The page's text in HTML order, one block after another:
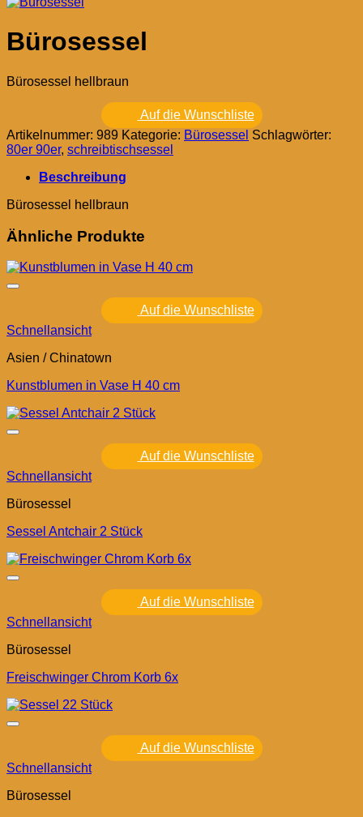
Bürosessel
Bürosessel hellbraun
Auf die Wunschliste
Artikelnummer: 989 Kategorie: Bürosessel Schlagwörter:
80er 90er, schreibtischsessel
Beschreibung
Bürosessel hellbraun
Ähnliche Produkte
Auf die Wunschliste
Schnellansicht
Asien / Chinatown
Kunstblumen in Vase H 40 cm
Auf die Wunschliste
Schnellansicht
Bürosessel
Sessel Antchair 2 Stück
Auf die Wunschliste
Schnellansicht
Bürosessel
Freischwinger Chrom Korb 6x
Auf die Wunschliste
Schnellansicht
Bürosessel